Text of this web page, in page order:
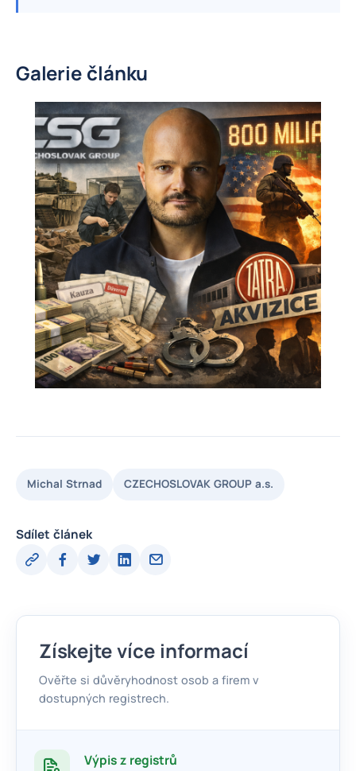
Galerie článku
Michal Strnad CZECHOSLOVAK GROUP a.s.
Sdílet článek
Získejte více informací
Ověřte si důvěryhodnost osob a firem v
dostupných registrech.
Výpis z registrů